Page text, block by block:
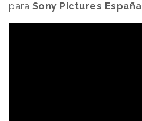
para Sony Pictures España